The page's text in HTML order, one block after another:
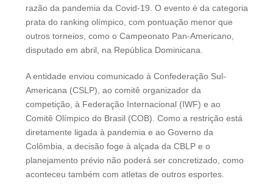
razão da pandemia da Covid-19. O evento é da categoria
prata do ranking olímpico, com pontuação menor que
outros torneios, como o Campeonato Pan-Americano,
disputado em abril, na República Dominicana.
A entidade enviou comunicado à Confederação Sul-
Americana (CSLP), ao comitê organizador da
competição, à Federação Internacional (IWF) e ao
Comitê Olímpico do Brasil (COB). Como a restrição está
diretamente ligada à pandemia e ao Governo da
Colômbia, a decisão foge à alçada da CBLP e o
planejamento prévio não poderá ser concretizado, como
aconteceu também com atletas de outros esportes.